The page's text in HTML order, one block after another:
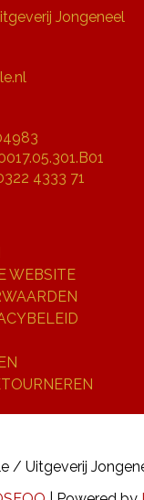
Jongeneel
4333 71
WEBSITE
/ Uitgeverij